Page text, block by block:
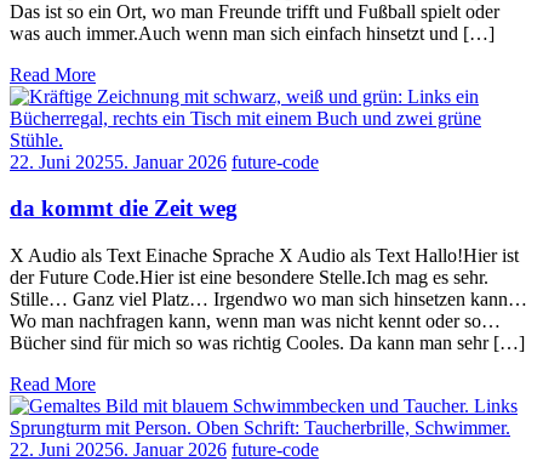
Das ist so ein Ort, wo man Freunde trifft und Fußball spielt oder
was auch immer.Auch wenn man sich einfach hinsetzt und […]
Read More
22. Juni 20255. Januar 2026 future-code
da kommt die Zeit weg
X Audio als Text Einache Sprache X Audio als Text Hallo!Hier ist
der Future Code.Hier ist eine besondere Stelle.Ich mag es sehr.
Stille… Ganz viel Platz… Irgendwo wo man sich hinsetzen kann…
Wo man nachfragen kann, wenn man was nicht kennt oder so…
Bücher sind für mich so was richtig Cooles. Da kann man sehr […]
Read More
22. Juni 20256. Januar 2026 future-code